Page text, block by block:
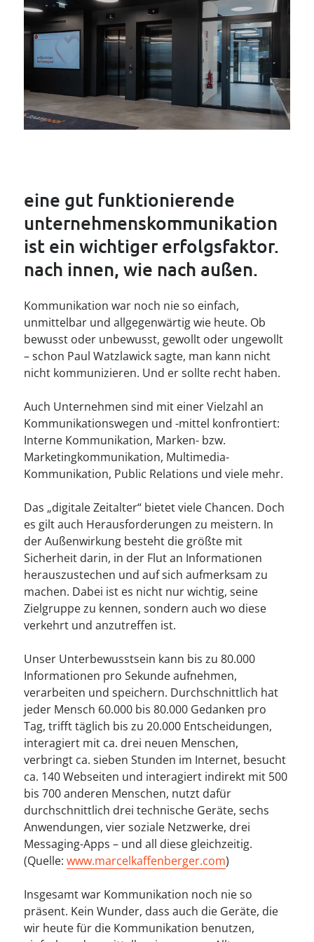
----
----
----
----
eine gut funktionierende
unternehmenskommunikation
ist ein wichtiger erfolgsfaktor.
nach innen, wie nach außen.
Kommunikation war noch nie so einfach,
unmittelbar und allgegenwärtig wie heute. Ob
bewusst oder unbewusst, gewollt oder ungewollt
– schon Paul Watzlawick sagte, man kann nicht
nicht kommunizieren. Und er sollte recht haben.
Auch Unternehmen sind mit einer Vielzahl an
Kommunikationswegen und -mittel konfrontiert:
Interne Kommunikation, Marken- bzw.
Marketingkommunikation, Multimedia-
Kommunikation, Public Relations und viele mehr.
Das „digitale Zeitalter“ bietet viele Chancen. Doch
es gilt auch Herausforderungen zu meistern. In
der Außenwirkung besteht die größte mit
Sicherheit darin, in der Flut an Informationen
herauszustechen und auf sich aufmerksam zu
machen. Dabei ist es nicht nur wichtig, seine
Zielgruppe zu kennen, sondern auch wo diese
verkehrt und anzutreffen ist.
Unser Unterbewusstsein kann bis zu 80.000
Informationen pro Sekunde aufnehmen,
verarbeiten und speichern. Durchschnittlich hat
jeder Mensch 60.000 bis 80.000 Gedanken pro
Tag, trifft täglich bis zu 20.000 Entscheidungen,
interagiert mit ca. drei neuen Menschen,
verbringt ca. sieben Stunden im Internet, besucht
ca. 140 Webseiten und interagiert indirekt mit 500
bis 700 anderen Menschen, nutzt dafür
durchschnittlich drei technische Geräte, sechs
Anwendungen, vier soziale Netzwerke, drei
Messaging-Apps – und all diese gleichzeitig.
(Quelle:www.marcelkaffenberger.com)
Insgesamt war Kommunikation noch nie so
präsent. Kein Wunder, dass auch die Geräte, die
wir heute für die Kommunikation benutzen,